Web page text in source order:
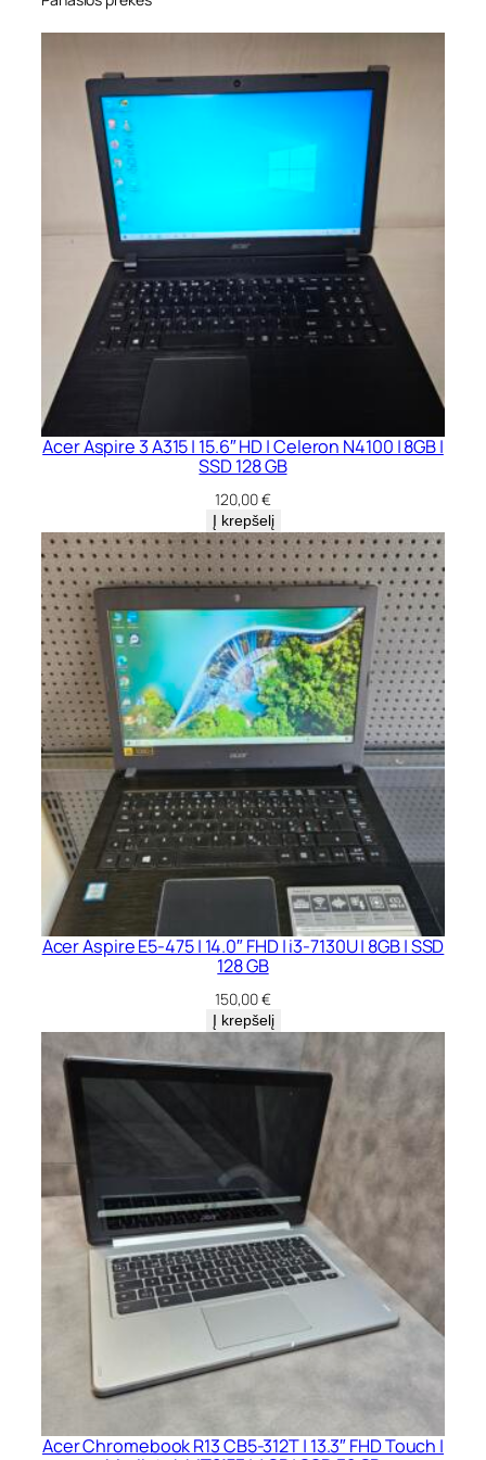
Acer Aspire 3 A315 | 15.6″ HD | Celeron N4100 | 8GB |
SSD 128 GB
120,00€
Į krepšelį
Acer Aspire E5-475 | 14.0″ FHD | i3-7130U | 8GB | SSD
128 GB
150,00€
Į krepšelį
Acer Chromebook R13 CB5-312T | 13.3″ FHD Touch |